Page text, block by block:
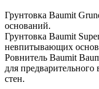
Грунтовка Baumit
оснований.
Грунтовка Baumit
невпитывающих
Ровнитель Baumit
для
стен.